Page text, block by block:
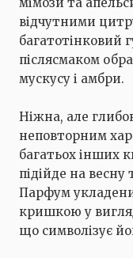
відчутними
багатотінковий
післясмаком
мускусу і амбри.
Ніжна, але
неповторним
багатьох інших
підійде на весну
Парфум
кришкою у
що символізує